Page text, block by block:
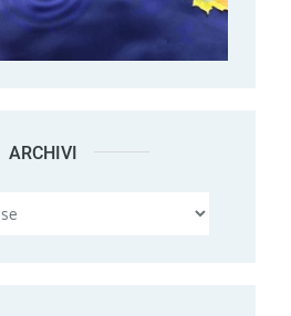
ARCHIVI Archivi